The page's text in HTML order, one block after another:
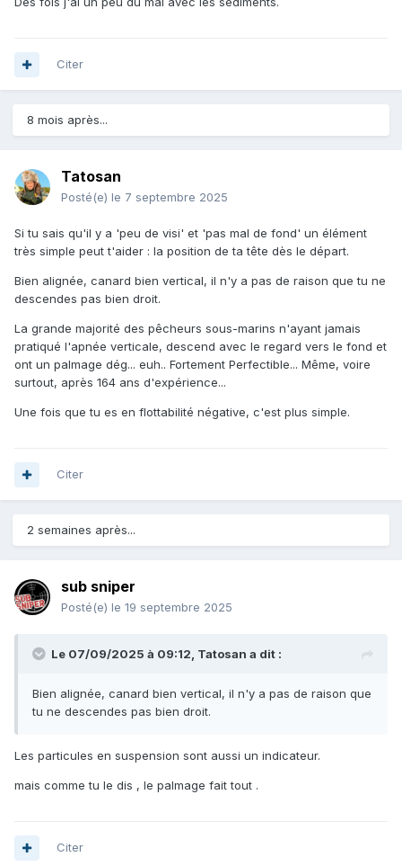
Citer
8 mois après...
Tatosan
Posté(e) le 7 septembre 2025
Si tu sais qu'il y a 'peu de visi' et 'pas mal de fond' un élément
très simple peut t'aider : la position de ta tête dès le départ.
Bien alignée, canard bien vertical, il n'y a pas de raison que tu ne
descendes pas bien droit.
La grande majorité des pêcheurs sous-marins n'ayant jamais
pratiqué l'apnée verticale, descend avec le regard vers le fond et
ont un palmage dég... euh.. Fortement Perfectible... Même, voire
surtout, après 164 ans d'expérience...
Une fois que tu es en flottabilité négative, c'est plus simple.
Citer
2 semaines après...
sub sniper
Posté(e) le 19 septembre 2025
Le 07/09/2025 à 09:12, Tatosan a dit :
Bien alignée, canard bien vertical, il n'y a pas de raison que
tu ne descendes pas bien droit.
Les particules en suspension sont aussi un indicateur.
mais comme tu le dis , le palmage fait tout .
Citer